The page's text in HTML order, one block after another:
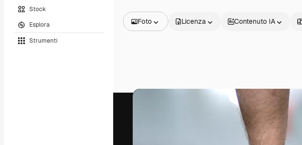
Stock
Esplora
Strumenti
Foto
Video
Licenza Contenuto IA